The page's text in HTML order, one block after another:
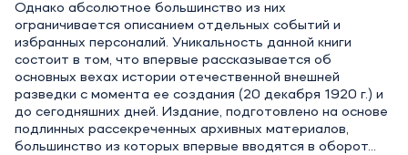
Однако абсолютное большинство из них
ограничивается описанием отдельных событий и
избранных персоналий. Уникальность данной книги
состоит в том, что впервые рассказывается об
основных вехах истории отечественной внешней
разведки с момента ее создания (20 декабря 1920 г.) и
до сегодняшних дней. Издание, подготовлено на основе
подлинных рассекреченных архивных материалов,
большинство из которых впервые вводятся в оборот...